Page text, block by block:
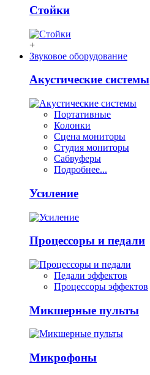
Стойки
+
Звуковое оборудование
Акустические системы
Портативные
Колонки
Сцена мониторы
Студия мониторы
Сабвуферы
Подробнее...
Усиление
Процессоры и педали
Педали эффектов
Процессоры эффектов
Микшерные пульты
Микрофоны